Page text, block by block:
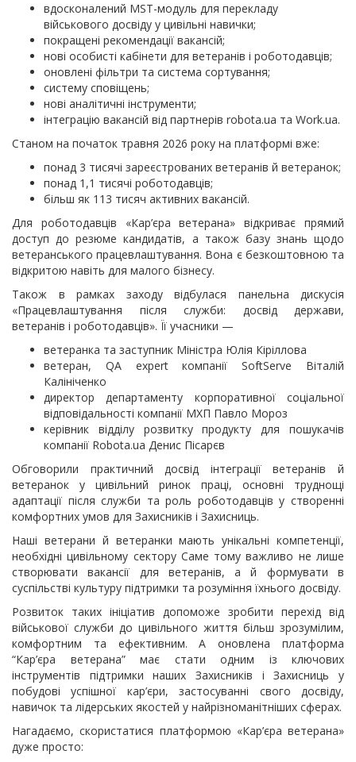
вдосконалений MST-модуль для перекладу
військового досвіду у цивільні навички;
покращені рекомендації вакансій;
нові особисті кабінети для ветеранів і роботодавців;
оновлені фільтри та система сортування;
систему сповіщень;
нові аналітичні інструменти;
інтеграцію вакансій від партнерів robota.ua та Work.ua.
Станом на початок травня 2026 року на платформі вже:
понад 3 тисячі зареєстрованих ветеранів й ветеранок;
понад 1,1 тисячі роботодавців;
більш як 113 тисяч активних вакансій.
Для роботодавців «Кар’єра ветерана» відкриває прямий
доступ до резюме кандидатів, а також базу знань щодо
ветеранського працевлаштування. Вона є безкоштовною та
відкритою навіть для малого бізнесу.
Також в рамках заходу відбулася панельна дискусія
«Працевлаштування після служби: досвід держави,
ветеранів і роботодавців». Її учасники —
ветеранка та заступник Міністра Юлія Кіріллова
ветеран, QA expert компанії SoftServe Віталій
Калініченко
директор департаменту корпоративної соціальної
відповідальності компанії МХП Павло Мороз
керівник відділу розвитку продукту для пошукачів
компанії Robota.ua Денис Пісарєв
Обговорили практичний досвід інтеграції ветеранів й
ветеранок у цивільний ринок праці, основні труднощі
адаптації після служби та роль роботодавців у створенні
комфортних умов для Захисників і Захисниць.
Наші ветерани й ветеранки мають унікальні компетенції,
необхідні цивільному сектору Саме тому важливо не лише
створювати вакансії для ветеранів, а й формувати в
суспільстві культуру підтримки та розуміння їхнього досвіду.
Розвиток таких ініціатив допоможе зробити перехід від
військової служби до цивільного життя більш зрозумілим,
комфортним та ефективним. А оновлена платформа
“Кар’єра ветерана” має стати одним із ключових
інструментів підтримки наших Захисників і Захисниць у
побудові успішної кар’єри, застосуванні свого досвіду,
навичок та лідерських якостей у найрізноманітніших сферах.
Нагадаємо, скористатися платформою «Кар’єра ветерана»
дуже просто: